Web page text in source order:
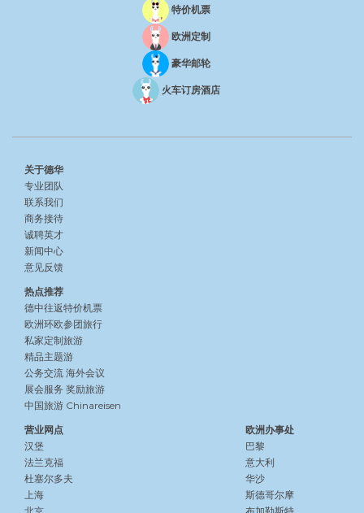
特价机票
欧洲定制
豪华邮轮
火车订房酒店
关于德华
专业团队
联系我们
商务接待
诚聘英才
新闻中心
意见反馈
热点推荐
德中往返特价机票
欧洲环欧参团旅行
私家定制旅游
精品主题游
公务交流 海外会议
展会服务 奖励旅游
中国旅游 Chinareisen
营业网点
汉堡
法兰克福
杜塞尔多夫
上海
欧洲办事处
巴黎
意大利
华沙
斯德哥尔摩